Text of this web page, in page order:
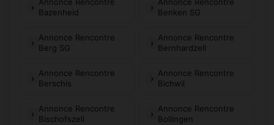
Annonce Rencontre
Bazenheid
Annonce Rencontre
Benken SG
Annonce Rencontre
Berg SG
Annonce Rencontre
Bernhardzell
Annonce Rencontre
Berschis
Annonce Rencontre
Bichwil
Annonce Rencontre
Bischofszell
Annonce Rencontre
Bollingen